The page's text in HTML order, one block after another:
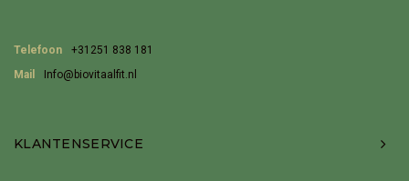
Telefoon
+31251 838 181
Mail
Info@biovitaalfit.nl
KLANTENSERVICE